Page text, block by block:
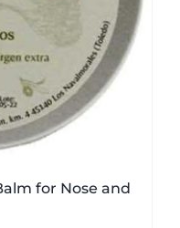
for Nose and